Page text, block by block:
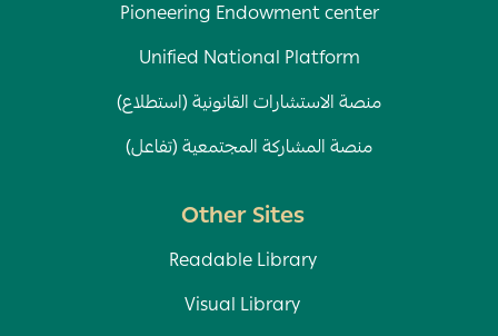
Pioneering Endowment center
Unified National Platform
منصة الاستشارات القانونية (استطلاع)
منصة المشاركة المجتمعية (تفاعل)
Other Sites
Readable Library
Visual Library